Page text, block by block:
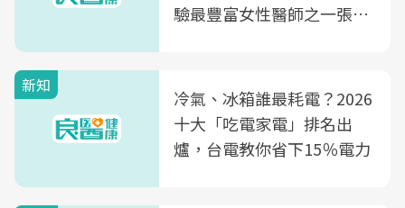
驗最豐富女性醫師之一張永
光田醫院建構360度女性健
康照護生態圈
新知
冷氣、冰箱誰最耗電？2026
十大「吃電家電」排名出
爐，台電教你省下15％電力